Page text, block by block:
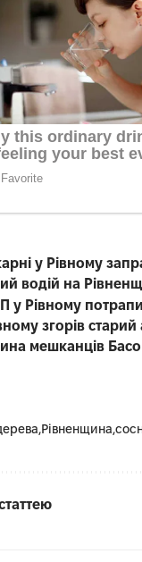
у Рівному
водій на
у Рівному
згорів старий
мешканців
Рівненщина